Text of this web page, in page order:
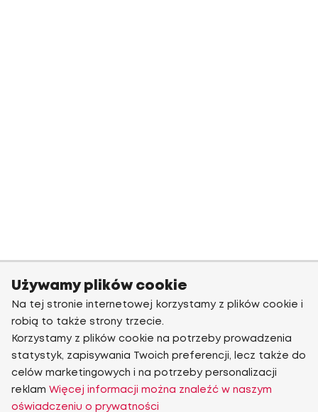
Używamy plików cookie
Na tej stronie internetowej korzystamy z plików cookie i
robią to także strony trzecie.
Korzystamy z plików cookie na potrzeby prowadzenia
statystyk, zapisywania Twoich preferencji, lecz także do
celów marketingowych i na potrzeby personalizacji
reklam Więcej informacji można znaleźć w naszym
oświadczeniu o prywatności